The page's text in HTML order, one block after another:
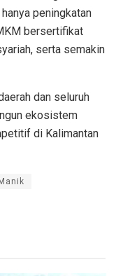
peningkatan
bersertifikat
serta semakin
dan seluruh
ekosistem
di Kalimantan